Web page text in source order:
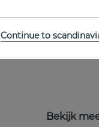
Bekijk
Continue to